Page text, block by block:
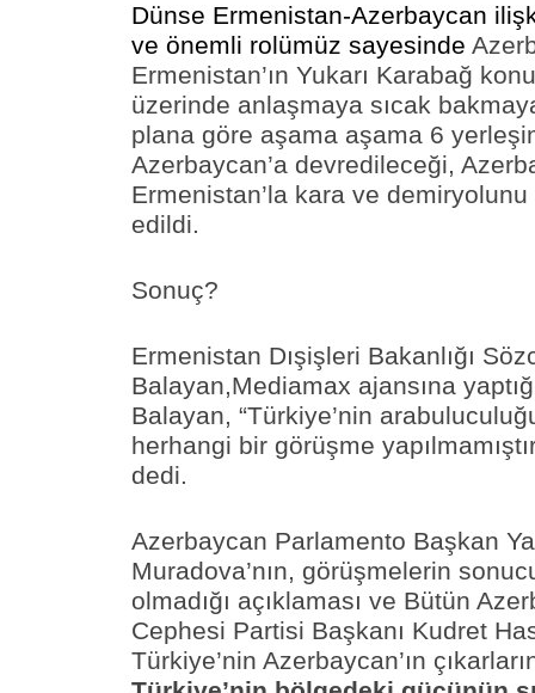
Dünse Ermenistan-Azerbaycan
ve önemli rolümüz sayesinde
Ermenistan’ın Yukarı Karabağ
üzerinde anlaşmaya sıcak
plana göre aşama aşama 6
Azerbaycan’a devredileceği,
Ermenistan’la kara ve
edildi.
Sonuç?
Ermenistan Dışişleri Bakanlığı
Balayan,Mediamax ajansına
Balayan, “Türkiye’nin
herhangi bir görüşme
dedi.
Azerbaycan Parlamento Başkan
Muradova’nın, görüşmelerin
olmadığı açıklaması ve Bütün
Cephesi Partisi Başkanı Kudret
Türkiye’nin Azerbaycan’ın